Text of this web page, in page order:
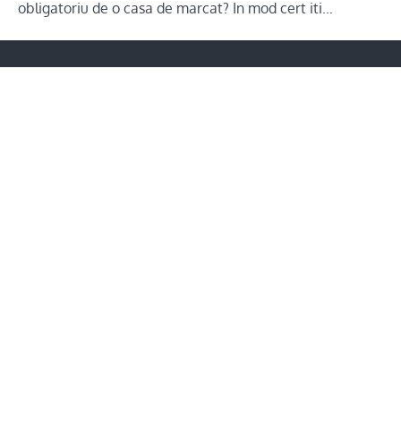
obligatoriu de o casa de marcat? In mod cert iti…